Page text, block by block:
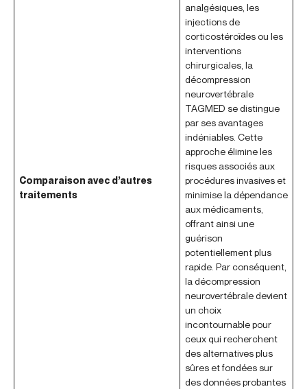
Comparaison avec d’autres
traitements
analgésiques, les
injections de
corticostéroïdes ou les
interventions
chirurgicales, la
décompression
neurovertébrale
TAGMED se distingue
par ses avantages
indéniables. Cette
approche élimine les
risques associés aux
procédures invasives et
minimise la dépendance
aux médicaments,
offrant ainsi une
guérison
potentiellement plus
rapide. Par conséquent,
la décompression
neurovertébrale devient
un choix
incontournable pour
ceux qui recherchent
des alternatives plus
sûres et fondées sur
des données probantes